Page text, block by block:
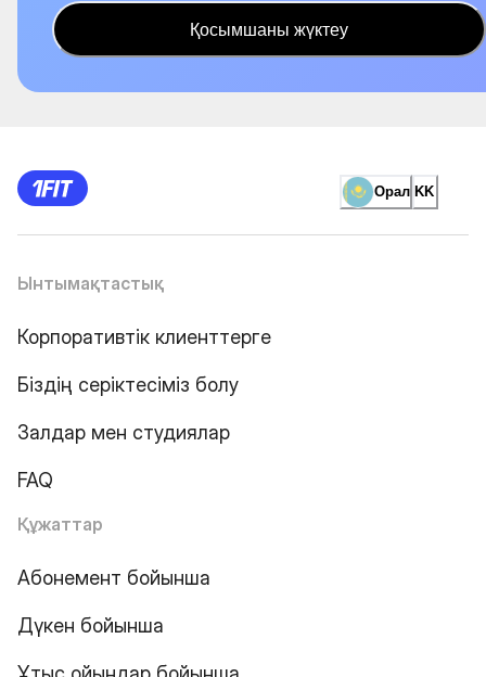
Қосымшаны жүктеу
Орал KK
Ынтымақтастық
Корпоративтік клиенттерге
Біздің серіктесіміз болу
Залдар мен студиялар
FAQ
Құжаттар
Абонемент бойынша
Дүкен бойынша